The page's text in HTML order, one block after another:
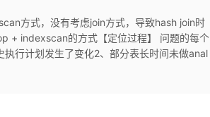
方式，没有考虑join方式，导致hash join时
+ indexscan的方式【定位过程】 问题的每个
行计划发生了变化2、部分表长时间未做anal